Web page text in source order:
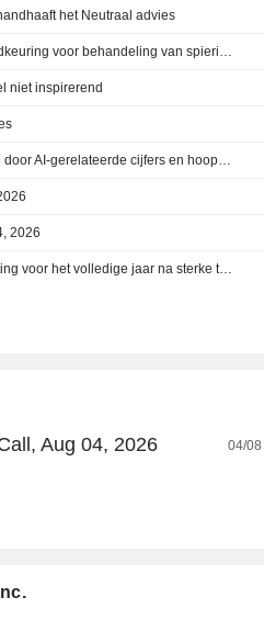
het Neutraal advies
Keytruda van Merck krijgt Canadese goedkeuring voor behandeling van spierinvasieve blaaskanker
niet inspirerend
Dow en S&P 500 sluiten op recordhoogte door AI-gerelateerde cijfers en hoop op deal in Midden-Oosten
2026
Merck en Pfizer verhogen omzetverwachting voor het volledige jaar na sterke tweedekwartaalcijfers
Aug 04, 2026 04/08